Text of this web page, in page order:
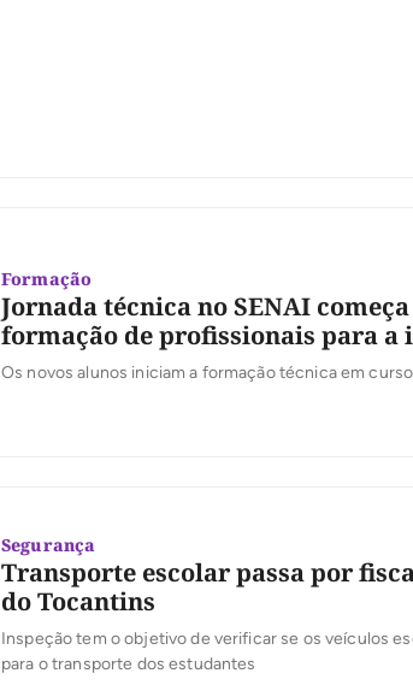
Formação
Jornada técnica no SENAI
formação de profissionais para a
Os novos alunos iniciam a formação técnica em
Segurança
Transporte escolar passa por
do Tocantins
Inspeção tem o objetivo de verificar se os veículos
para o transporte dos estudantes